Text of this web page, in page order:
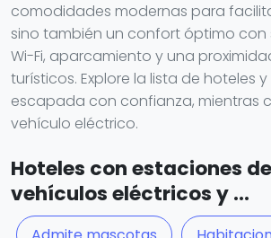
comodidades modernas para
sino también un confort óptimo con
Wi-Fi, aparcamiento y una
turísticos. Explore la lista de hoteles y
escapada con confianza, mientras
vehículo eléctrico.
Hoteles con estaciones
vehículos eléctricos y ...